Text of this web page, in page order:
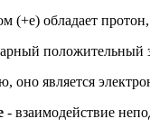
обладает
положительный
оно является
- взаимодействие